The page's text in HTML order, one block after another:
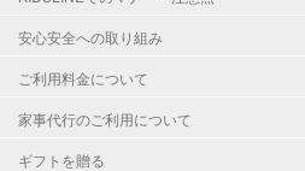
安心安全への取り組み
ご利用料金について
家事代行のご利用について
ギフトを贈る